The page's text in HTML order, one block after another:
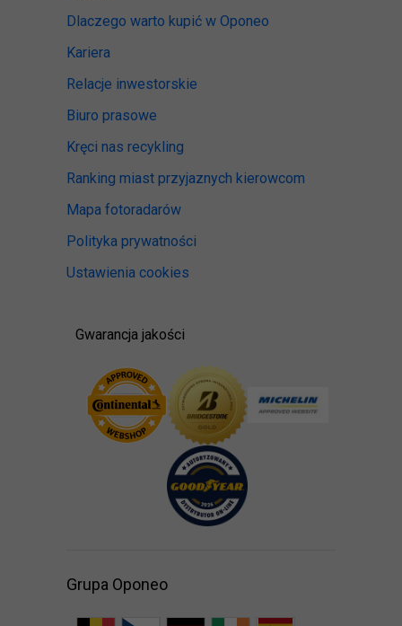
Dlaczego warto kupić w Oponeo
Kariera
Relacje inwestorskie
Biuro prasowe
Kręci nas recykling
Ranking miast przyjaznych kierowcom
Mapa fotoradarów
Polityka prywatności
Ustawienia cookies
Gwarancja jakości
Grupa Oponeo